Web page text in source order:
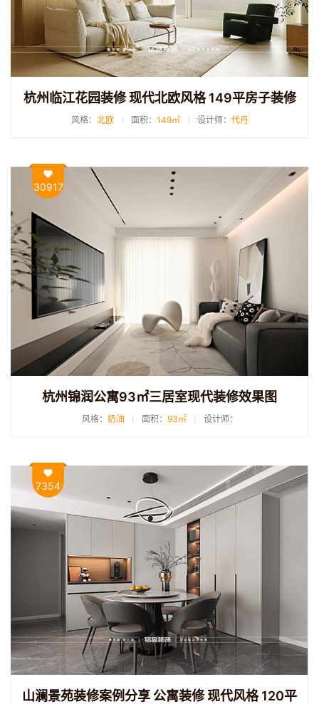
杭州临江花园装修 现代北欧风格 149平房子装修
风格： 北欧 面积： 149㎡ 设计师： 代丹
30917
杭州锦润公寓93㎡三居室现代装修效果图
风格： 奶油 面积： 93㎡ 设计师：
7354
山澜景苑装修案例分享 公寓装修 现代风格 120平